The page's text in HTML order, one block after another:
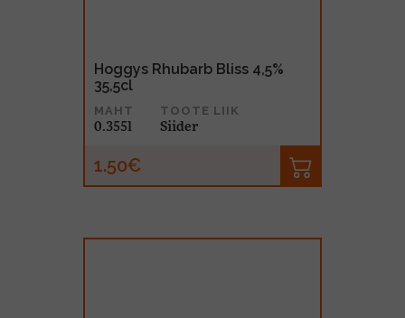
Hoggys Rhubarb Bliss 4,5%
35,5cl
MAHT
0.355l
TOOTE LIIK
Siider
1.50€